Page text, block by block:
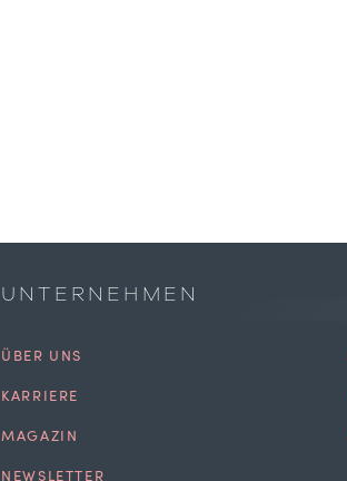
UNTERNEHMEN
ÜBER UNS
KARRIERE
MAGAZIN
NEWSLETTER